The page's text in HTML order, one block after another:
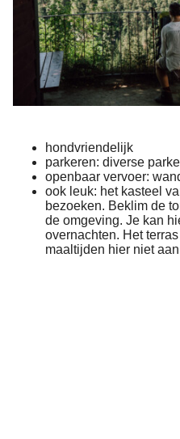
hondvriendelijk
parkeren: diverse
openbaar vervoer:
ook leuk: het kasteel
bezoeken. Beklim de
de omgeving. Je kan
overnachten. Het
maaltijden hier niet